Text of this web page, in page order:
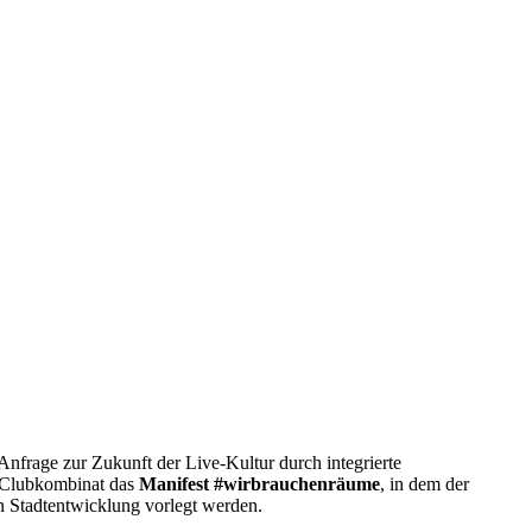
zur Zukunft der Live-Kultur durch integrierte
das Manifest #wirbrauchenräume, in dem der
Stadtentwicklung vorlegt werden.